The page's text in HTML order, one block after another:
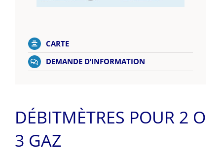
CARTE
DEMANDE D’INFORMATION
DÉBITMÈTRES POUR 2 O
3 GAZ